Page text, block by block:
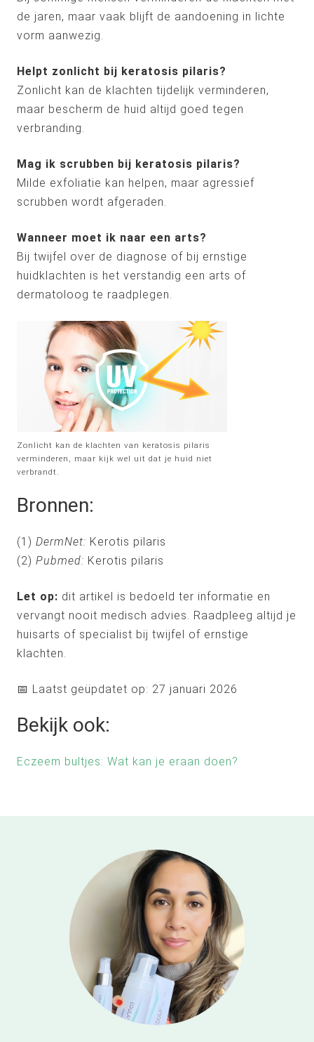
de jaren, maar vaak blijft de aandoening in lichte
vorm aanwezig.
Helpt zonlicht bij keratosis pilaris?
Zonlicht kan de klachten tijdelijk verminderen,
maar bescherm de huid altijd goed tegen
verbranding.
Mag ik scrubben bij keratosis pilaris?
Milde exfoliatie kan helpen, maar agressief
scrubben wordt afgeraden.
Wanneer moet ik naar een arts?
Bij twijfel over de diagnose of bij ernstige
huidklachten is het verstandig een arts of
dermatoloog te raadplegen.
Zonlicht kan de klachten van keratosis pilaris
verminderen, maar kijk wel uit dat je huid niet
verbrandt.
Bronnen:
(1) DermNet: Kerotis pilaris
(2) Pubmed: Kerotis pilaris
Let op: dit artikel is bedoeld ter informatie en
vervangt nooit medisch advies. Raadpleeg altijd je
huisarts of specialist bij twijfel of ernstige
klachten.
📅 Laatst geüpdatet op: 27 januari 2026
Bekijk ook:
Eczeem bultjes: Wat kan je eraan doen?